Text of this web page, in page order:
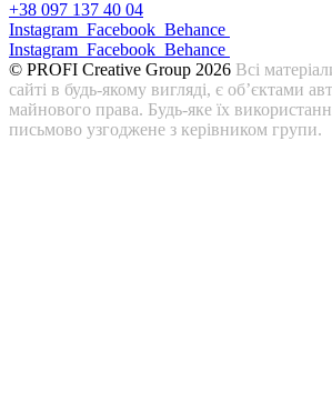
+38 097 137 40 04
Instagram Facebook Behance
Instagram Facebook Behance
© PROFI Creative Group 2026 Всі
сайті в будь-якому вигляді, є об’єктами
майнового права. Будь-яке їх
письмово узгоджене з керівником групи.